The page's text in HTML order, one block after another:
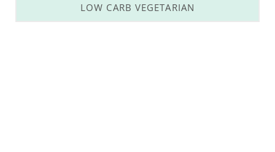
LOW CARB VEGETARIAN